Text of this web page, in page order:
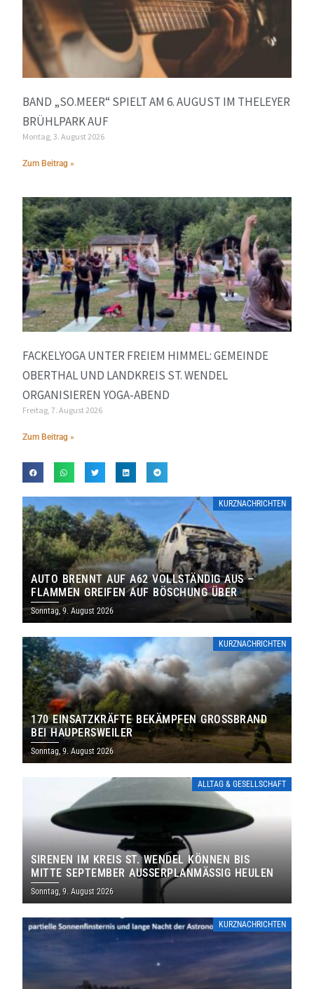
BAND „SO.MEER“ SPIELT AM 6. AUGUST IM THELEYER
BRÜHLPARK AUF
Montag, 3. August 2026
Zum Beitrag »
FACKELYOGA UNTER FREIEM HIMMEL: GEMEINDE
OBERTHAL UND LANDKREIS ST. WENDEL
ORGANISIEREN YOGA-ABEND
Freitag, 7. August 2026
Zum Beitrag »
KURZNACHRICHTEN
AUTO BRENNT AUF A62 VOLLSTÄNDIG AUS –
FLAMMEN GREIFEN AUF BÖSCHUNG ÜBER
Sonntag, 9. August 2026
KURZNACHRICHTEN
170 EINSATZKRÄFTE BEKÄMPFEN GROSSBRAND B
EI HAUPERSWEILER
Sonntag, 9. August 2026
ALLTAG & GESELLSCHAFT
SIRENEN IM KREIS ST. WENDEL KÖNNEN BIS
MITTE SEPTEMBER AUSSERPLANMÄSSIG HEULEN
Sonntag, 9. August 2026
KURZNACHRICHTEN